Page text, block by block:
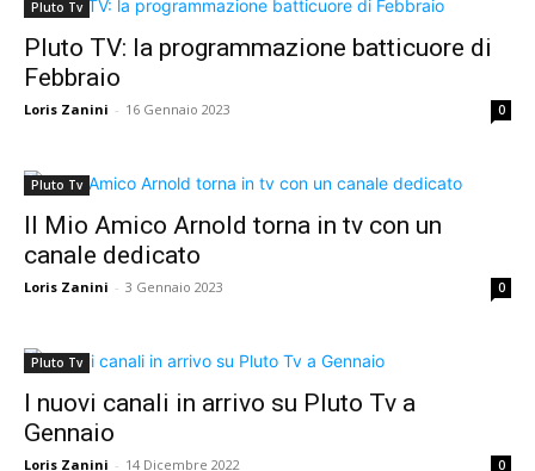
Pluto Tv
Pluto TV: la programmazione batticuore di
Febbraio
Loris Zanini - 16 Gennaio 2023 0
Pluto Tv
Il Mio Amico Arnold torna in tv con un
canale dedicato
Loris Zanini - 3 Gennaio 2023 0
Pluto Tv
I nuovi canali in arrivo su Pluto Tv a
Gennaio
Loris Zanini - 14 Dicembre 2022 0